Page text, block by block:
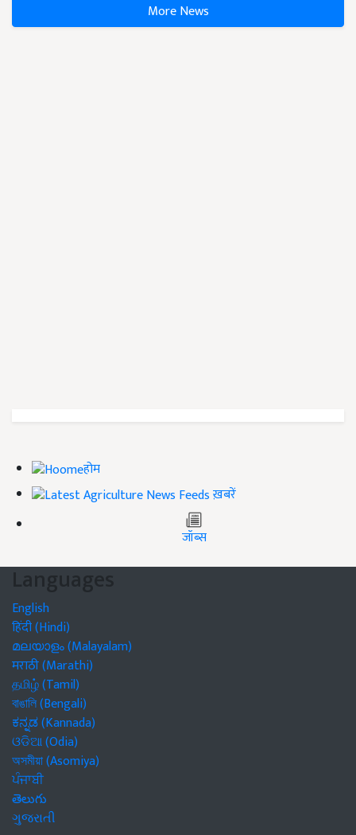
More News
होम
ख़बरें
जॉब्स
Languages
English
हिंदी (Hindi)
മലയാളം (Malayalam)
मराठी (Marathi)
தமிழ் (Tamil)
বাঙালি (Bengali)
ಕನ್ನಡ (Kannada)
ଓଡିଆ (Odia)
অসমীয়া (Asomiya)
ਪੰਜਾਬੀ
తెలుగు
ગુજરાતી